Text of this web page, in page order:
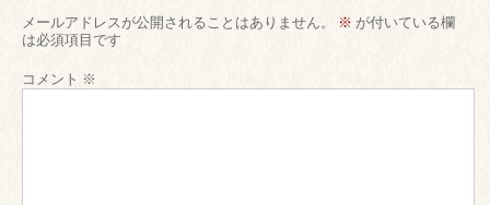
メールアドレスが公開されることはありません。 ※ が付いている欄
は必須項目です
コメント ※